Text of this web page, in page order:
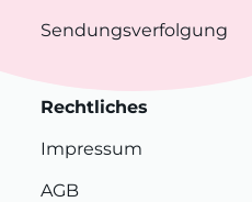
Sendungsverfolgung
Rechtliches
Impressum
AGB